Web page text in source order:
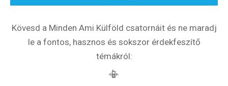
Kövesd a Minden Ami Külföld csatornáit és ne maradj
le a fontos, hasznos és sokszor érdekfeszítő
témákról:
📳